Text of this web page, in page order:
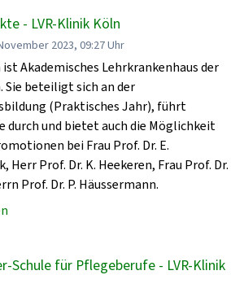
- LVR-Klinik Köln
2023, 09:27 Uhr
Akademisches Lehrkrankenhaus der
Sie beteiligt sich an der
(Praktisches Jahr), führt
durch und bietet auch die Möglichkeit
bei Frau Prof. Dr. E.
Herr Prof. Dr. K. Heekeren, Frau Prof. Dr.
Prof. Dr. P. Häussermann.
Schule für Pflegeberufe - LVR-Klinik